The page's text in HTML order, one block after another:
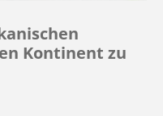
Kontinent zu